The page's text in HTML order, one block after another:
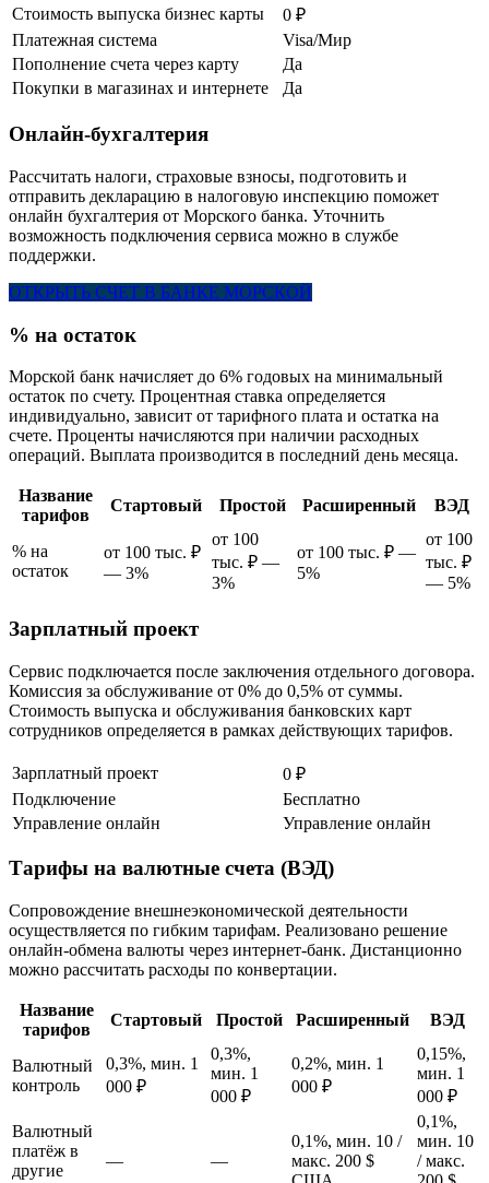
Стоимость выпуска бизнес карты
0 ₽
Платежная система
Visa/Mир
Пополнение счета через карту
Да
Покупки в магазинах и интернете
Да
Онлайн-бухгалтерия
Рассчитать налоги, страховые взносы, подготовить и
отправить декларацию в налоговую инспекцию поможет
онлайн бухгалтерия от Морского банка. Уточнить
возможность подключения сервиса можно в службе
поддержки.
ОТКРЫТЬ СЧЕТ В БАНКЕ МОРСКОЙ
% на остаток
Морской банк начисляет до 6% годовых на минимальный
остаток по счету. Процентная ставка определяется
индивидуально, зависит от тарифного плата и остатка на
счете. Проценты начисляются при наличии расходных
операций. Выплата производится в последний день месяца.
Название
тарифов
Стартовый Простой Расширенный ВЭД
% на
остаток
от 100 тыс. ₽
— 3%
от 100
тыс. ₽ —
3%
от 100 тыс. ₽ —
5%
от 100
тыс. ₽
— 5%
Зарплатный проект
Сервис подключается после заключения отдельного договора.
Комиссия за обслуживание от 0% до 0,5% от суммы.
Стоимость выпуска и обслуживания банковских карт
сотрудников определяется в рамках действующих тарифов.
Зарплатный проект
0 ₽
Подключение
Бесплатно
Управление онлайн
Управление онлайн
Тарифы на валютные счета (ВЭД)
Сопровождение внешнеэкономической деятельности
осуществляется по гибким тарифам. Реализовано решение
онлайн-обмена валюты через интернет-банк. Дистанционно
можно рассчитать расходы по конвертации.
Название
тарифов
Стартовый Простой Расширенный ВЭД
Валютный
контроль
0,3%, мин. 1
000 ₽
0,3%,
мин. 1
000 ₽
0,2%, мин. 1
000 ₽
0,15%,
мин. 1
000 ₽
Валютный
платёж в
другие
— —
0,1%, мин. 10 /
макс. 200 $
0,1%,
мин. 10
/ макс.